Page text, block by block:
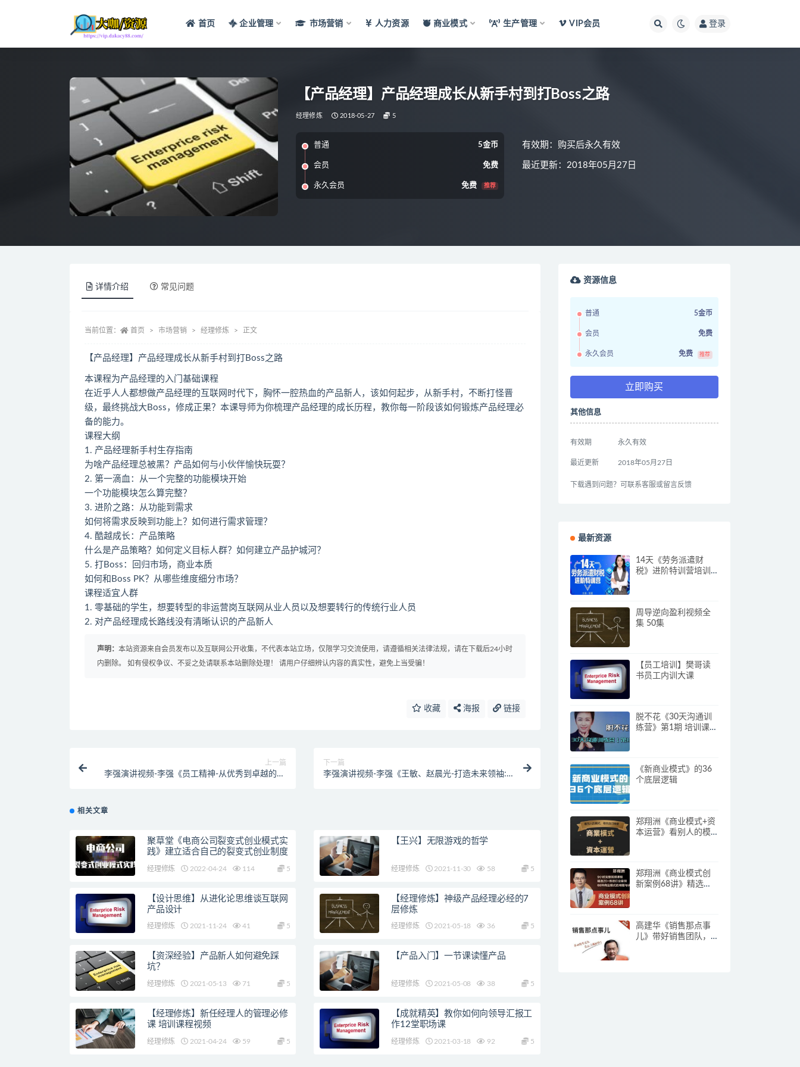
首页 企业管理 市场营销 人力资源 商业模式 生产管理 VIP会员 登录
【产品经理】产品经理成长从新手村到打Boss之路
经理修炼 2018-05-27 5
普通 5金币
会员 免费
永久会员 免费 推荐
有效期：购买后永久有效
最近更新：2018年05月27日
详情介绍 常见问题
当前位置： 首页 市场营销 经理修炼 正文
【产品经理】产品经理成长从新手村到打Boss之路
本课程为产品经理的入门基础课程
在近乎人人都想做产品经理的互联网时代下，胸怀一腔热血的产品新人，该如何起步，从新手村，不断打怪晋
级，最终挑战大Boss，修成正果？本课导师为你梳理产品经理的成长历程，教你每一阶段该如何锻炼产品经理必
备的能力。
课程大纲
1. 产品经理新手村生存指南
为啥产品经理总被黑？产品如何与小伙伴愉快玩耍？
2. 第一滴血：从一个完整的功能模块开始
一个功能模块怎么算完整？
3. 进阶之路：从功能到需求
如何将需求反映到功能上？如何进行需求管理？
4. 酷越成长：产品策略
什么是产品策略？如何定义目标人群？如何建立产品护城河？
5. 打Boss：回归市场，商业本质
如何和Boss PK？从哪些维度细分市场？
课程适宜人群
1. 零基础的学生，想要转型的非运营岗互联网从业人员以及想要转行的传统行业人员
2. 对产品经理成长路线没有清晰认识的产品新人
声明： 本站资源来自会员发布以及互联网公开收集，不代表本站立场，仅限学习交流使用，请遵循相关法律法规，请在下载后24小时
内删除。 如有侵权争议、不妥之处请联系本站删除处理！ 请用户仔细辨认内容的真实性，避免上当受骗！
收藏 海报 链接
上一篇
李强演讲视频-李强《员工精神-从优秀到卓越的10
下一篇
李强演讲视频-李强《王敏、赵晨光-打造未来领袖:
相关文章
聚草堂《电商公司裂变式创业模式实
践》建立适合自己的裂变式创业制度
经理修炼 2022-04-24 114 5
【王兴】无限游戏的哲学
经理修炼 2021-11-30 58 5
【设计思维】从进化论思维谈互联网
产品设计
经理修炼 2021-11-24 41 5
【经理修炼】神级产品经理必经的7
层修炼
经理修炼 2021-05-18 36 5
【资深经验】产品新人如何避免踩
坑？
经理修炼 2021-05-13 71 5
【产品入门】一节课读懂产品
经理修炼 2021-05-08 38 5
【经理修炼】新任经理人的管理必修
课 培训课程视频
经理修炼 2021-04-24 59 5
【成就精英】教你如何向领导汇报工
作12堂职场课
经理修炼 2021-03-18 92 5
资源信息
普通 5金币
会员 免费
永久会员 免费 推荐
立即购买
其他信息
有效期 永久有效
最近更新 2018年05月27日
下载遇到问题？可联系客服或留言反馈
最新资源
14天《劳务派遣财
税》进阶特训营培训
周导逆向盈利视频全
集 50集
【员工培训】樊哥读
书员工内训大课
脱不花《30天沟通训
练营》第1期 培训课程
《新商业模式》的36
个底层逻辑
郑翔洲《商业模式+资
本运营》看别人的模
郑翔洲《商业模式创
新案例68讲》精选
高建华《销售那点事
儿》带好销售团队，